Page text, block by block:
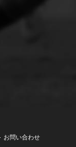
お問い合わせ